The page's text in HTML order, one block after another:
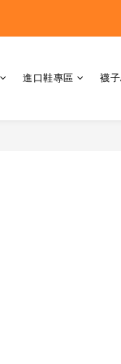
進口鞋專區 襪